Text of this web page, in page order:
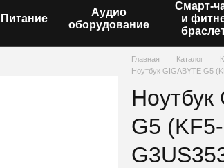
Питание
Аудио
оборудование
Смарт-
и
Главная Каталог
Ноутбук GIGABYTE G5
Ноутбук
G5 (KF5-